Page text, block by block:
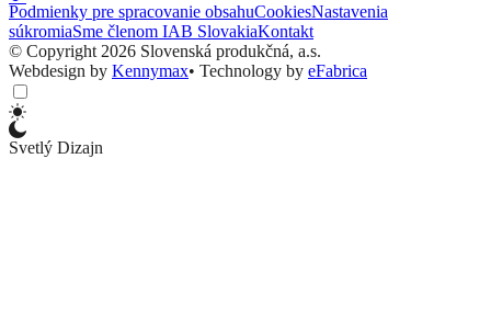
Podmienky pre spracovanie obsahuCookiesNastavenia
súkromiaSme členom IAB SlovakiaKontakt
© Copyright 2026 Slovenská produkčná, a.s.
Webdesign by Kennymax• Technology by eFabrica
Svetlý Dizajn